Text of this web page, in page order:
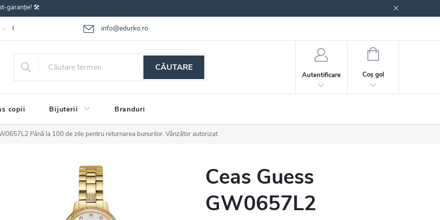
garanție! 🛠️
info@edurko.ro
Reclamațiile bunurilor Întrebări frecvente
CĂUTARE
Autentificare
COŞ
CUMPĂRĂTURI
Coş gol
copii Bijuterii Branduri
Până la 100 de zile pentru returnarea bunurilor. Vânzător autorizat
Ceas Guess
GW0657L2